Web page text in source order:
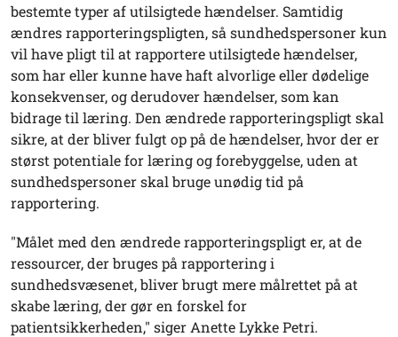
bestemte typer af utilsigtede hændelser. Samtidig
ændres rapporteringspligten, så sundhedspersoner kun
vil have pligt til at rapportere utilsigtede hændelser,
som har eller kunne have haft alvorlige eller dødelige
konsekvenser, og derudover hændelser, som kan
bidrage til læring. Den ændrede rapporteringspligt skal
sikre, at der bliver fulgt op på de hændelser, hvor der er
størst potentiale for læring og forebyggelse, uden at
sundhedspersoner skal bruge unødig tid på
rapportering.
"Målet med den ændrede rapporteringspligt er, at de
ressourcer, der bruges på rapportering i
sundhedsvæsenet, bliver brugt mere målrettet på at
skabe læring, der gør en forskel for
patientsikkerheden," siger Anette Lykke Petri.